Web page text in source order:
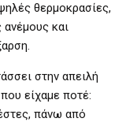
θερμοκρασίες,
και
στην απειλή
είχαμε ποτέ:
πάνω από